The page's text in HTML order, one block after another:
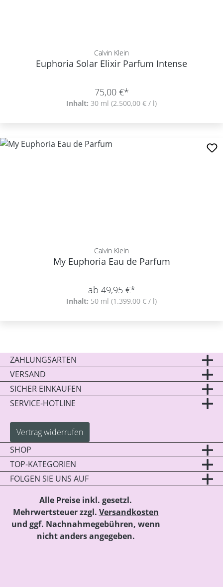
Calvin Klein
Euphoria Solar Elixir Parfum Intense
75,00 €*
Inhalt: 30 ml (2.500,00 € / l)
Calvin Klein
My Euphoria Eau de Parfum
ab 49,95 €*
Inhalt: 50 ml (1.399,00 € / l)
ZAHLUNGSARTEN
VERSAND
SICHER EINKAUFEN
SERVICE-HOTLINE
Vertrag widerrufen
SHOP
TOP-KATEGORIEN
FOLGEN SIE UNS AUF
Alle Preise inkl. gesetzl.
Mehrwertsteuer zzgl. Versandkosten
und ggf. Nachnahmegebühren, wenn
nicht anders angegeben.